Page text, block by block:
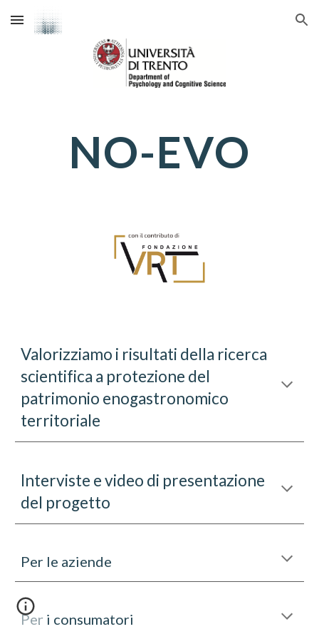
Skip to main content Skip to navigation
NO-EVO
Valorizziamo i risultati della ricerca
scientifica a protezione del
patrimonio enogastronomico
territoriale
Interviste e video di presentazione
del progetto
Per le aziende
Per i consumatori